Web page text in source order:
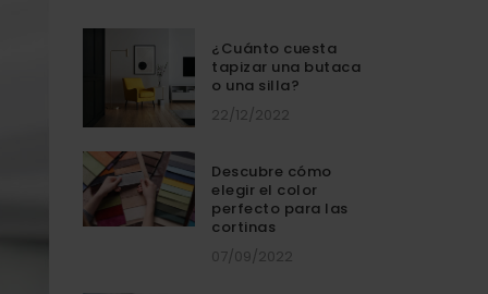
¿Cuánto cuesta
tapizar una butaca
o una silla?
22/12/2022
Descubre cómo
elegir el color
perfecto para las
cortinas
07/09/2022